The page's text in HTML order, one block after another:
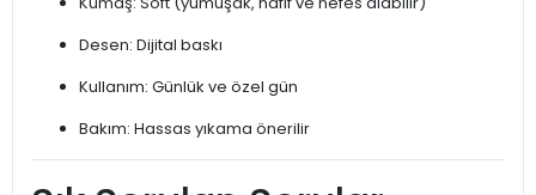
Desen: Dijital baskı
Kullanım: Günlük ve özel gün
Bakım: Hassas yıkama önerilir